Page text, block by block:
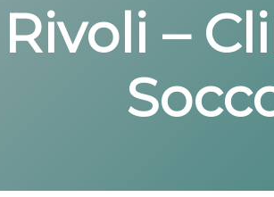
Rivoli –